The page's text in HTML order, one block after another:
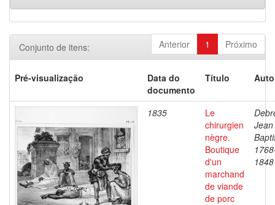
Anterior 1 Próximo
Conjunto de itens:
Pré-visualização
Data do
documento
Título
1835
Le
chirurgien
nègre.
Boutique
d'un
marchand
de viande
de porc
Jean
1848